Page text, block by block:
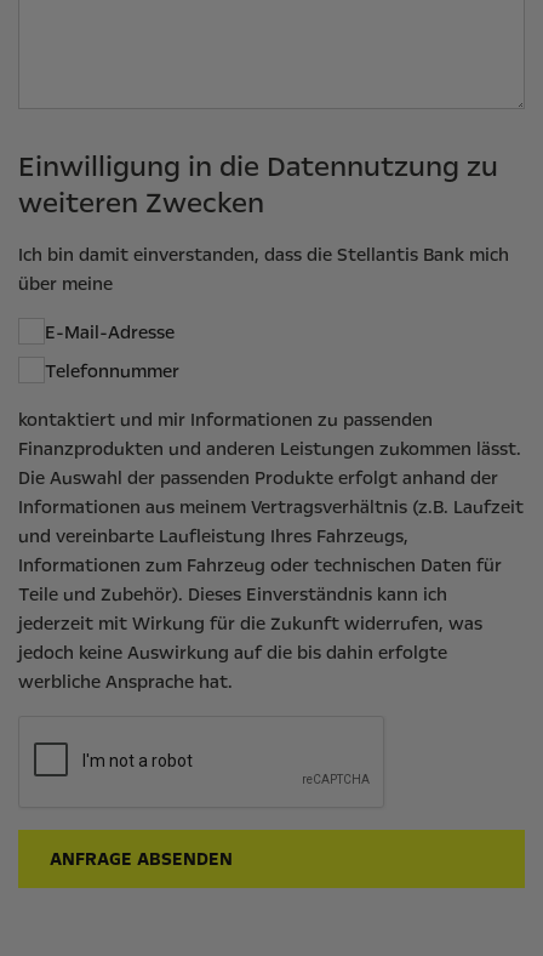
Einwilligung in die Datennutzung zu
weiteren Zwecken
Ich bin damit einverstanden, dass die Stellantis Bank mich
über meine
E-Mail-Adresse
Telefonnummer
kontaktiert und mir Informationen zu passenden
Finanzprodukten und anderen Leistungen zukommen lässt.
Die Auswahl der passenden Produkte erfolgt anhand der
Informationen aus meinem Vertragsverhältnis (z.B. Laufzeit
und vereinbarte Laufleistung Ihres Fahrzeugs,
Informationen zum Fahrzeug oder technischen Daten für
Teile und Zubehör). Dieses Einverständnis kann ich
jederzeit mit Wirkung für die Zukunft widerrufen, was
jedoch keine Auswirkung auf die bis dahin erfolgte
werbliche Ansprache hat.
ANFRAGE ABSENDEN